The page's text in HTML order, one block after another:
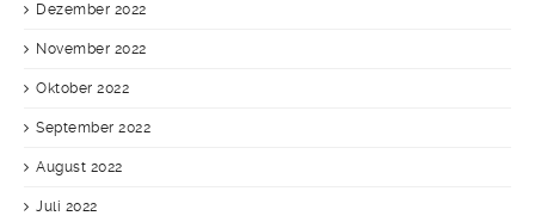
Dezember 2022
November 2022
Oktober 2022
September 2022
August 2022
Juli 2022